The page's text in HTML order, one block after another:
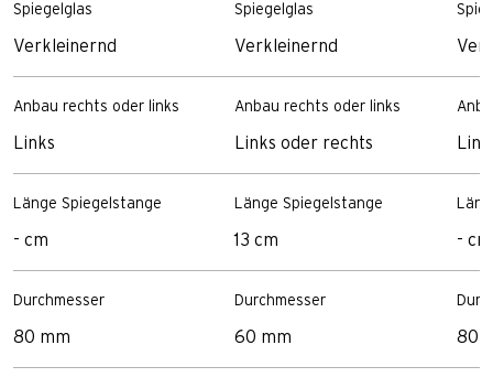
Spiegelglas
Verkleinernd
Anbau rechts oder links
Links
Länge Spiegelstange
- cm
Durchmesser
80 mm
Spiegelglas
Verkleinernd
Anbau rechts oder links
Links oder rechts
Länge Spiegelstange
13 cm
Durchmesser
60 mm
- cm
80